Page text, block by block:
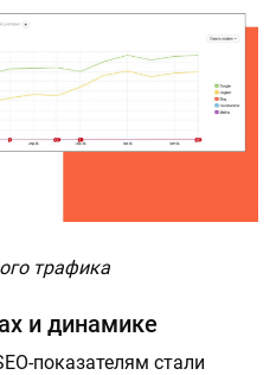
трафика
и динамике
показателям стали